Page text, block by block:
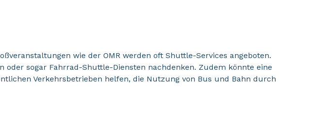
wie der OMR werden oft Shuttle-Services angeboten.
oder sogar Fahrrad-Shuttle-Diensten nachdenken. Zudem könnte eine
Verkehrsbetrieben helfen, die Nutzung von Bus und Bahn durch